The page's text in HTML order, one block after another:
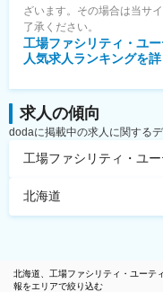
ざいます。その場合は当サ
了承ください。
工場ファシリティ・ユ
人気求人ランキングを
求人の傾向
dodaに掲載中の求人に関する
工場ファシリティ・ユ
北海道
北海道、工場ファシリティ・ユーテ
報をエリアで絞り込む